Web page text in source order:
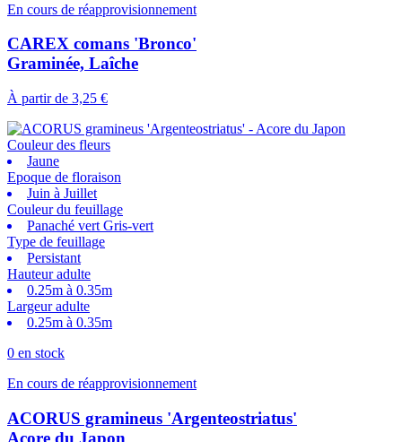
En cours de réapprovisionnement
CAREX comans 'Bronco'
Graminée, Laîche
À partir de 3,25 €
Couleur des fleurs
Jaune
Epoque de floraison
Juin à Juillet
Couleur du feuillage
Panaché vert Gris-vert
Type de feuillage
Persistant
Hauteur adulte
0.25m à 0.35m
Largeur adulte
0.25m à 0.35m
0 en stock
En cours de réapprovisionnement
ACORUS gramineus 'Argenteostriatus'
Acore du Japon